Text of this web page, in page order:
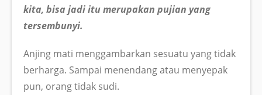
kita, bisa jadi itu merupakan pujian yang
tersembunyi.
Anjing mati menggambarkan sesuatu yang tidak
berharga. Sampai menendang atau menyepak
pun, orang tidak sudi.